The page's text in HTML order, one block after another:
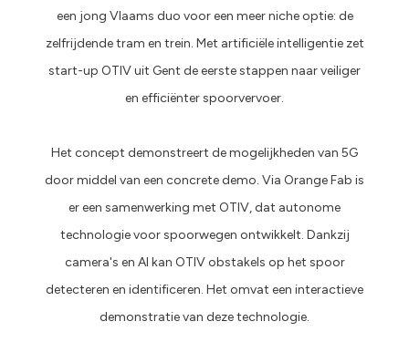
een jong Vlaams duo voor een meer niche optie: de
zelfrijdende tram en trein. Met artificiële intelligentie zet
start-up OTIV uit Gent de eerste stappen naar veiliger
en efficiënter spoorvervoer.
Het concept demonstreert de mogelijkheden van 5G
door middel van een concrete demo. Via Orange Fab is
er een samenwerking met OTIV, dat autonome
technologie voor spoorwegen ontwikkelt. Dankzij
camera's en AI kan OTIV obstakels op het spoor
detecteren en identificeren. Het omvat een interactieve
demonstratie van deze technologie.